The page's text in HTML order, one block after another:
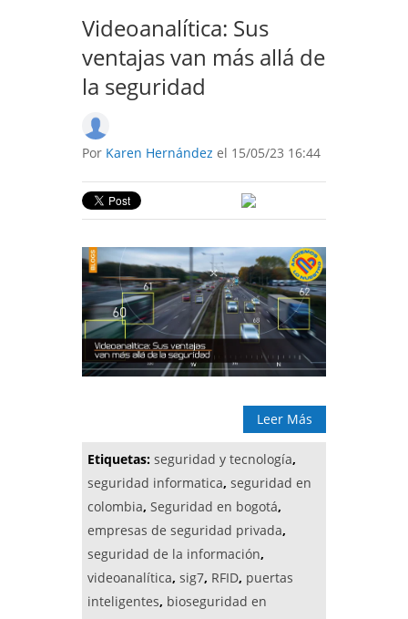
Videoanalítica: Sus
ventajas van más allá de
la seguridad
Por Karen Hernández el 15/05/23 16:44
Leer Más
Etiquetas: seguridad y tecnología,
seguridad informatica, seguridad en
colombia, Seguridad en bogotá,
empresas de seguridad privada,
seguridad de la información,
videoanalítica, sig7, RFID, puertas
inteligentes, bioseguridad en